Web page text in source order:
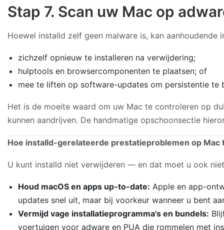
Stap 7. Scan uw Mac op
Hoewel installd zelf geen malware is, kan
zichzelf opnieuw te installeren na verwijdering;
hulptools en browsercomponenten te plaatsen; of
mee te liften op software-updates om persistentie te
Het is de moeite waard om uw Mac te controleren op
kunnen aandrijven. De handmatige opschoonsectie
Hoe installd-gerelateerde prestatieproblemen op Mac
U kunt installd niet verwijderen — en dat moet u ook
Houd macOS en apps up-to-date: Apple en app-
updates snel uit, maar bij voorkeur wanneer u bent
Vermijd vage installatieprogramma's en bundels:
voertuigen voor adware en PUA die rommelen met